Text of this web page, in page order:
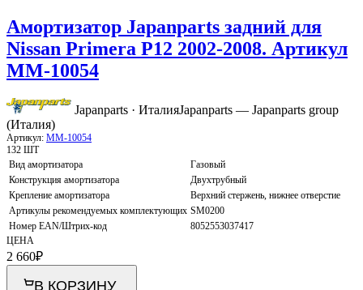
Амортизатор Japanparts задний для
Nissan Primera P12 2002-2008. Артикул
MM-10054
Japanparts · ИталияJapanparts — Japanparts group
(Италия)
Артикул: MM-10054
132 ШТ
Вид амортизатора
Газовый
Конструкция амортизатора
Двухтрубный
Крепление амортизатора
Верхний стержень, нижнее отверстие
Артикулы рекомендуемых комплектующих SM0200
Номер EAN/Штрих-код
8052553037417
ЦЕНА
2 660₽
В КОРЗИНУ